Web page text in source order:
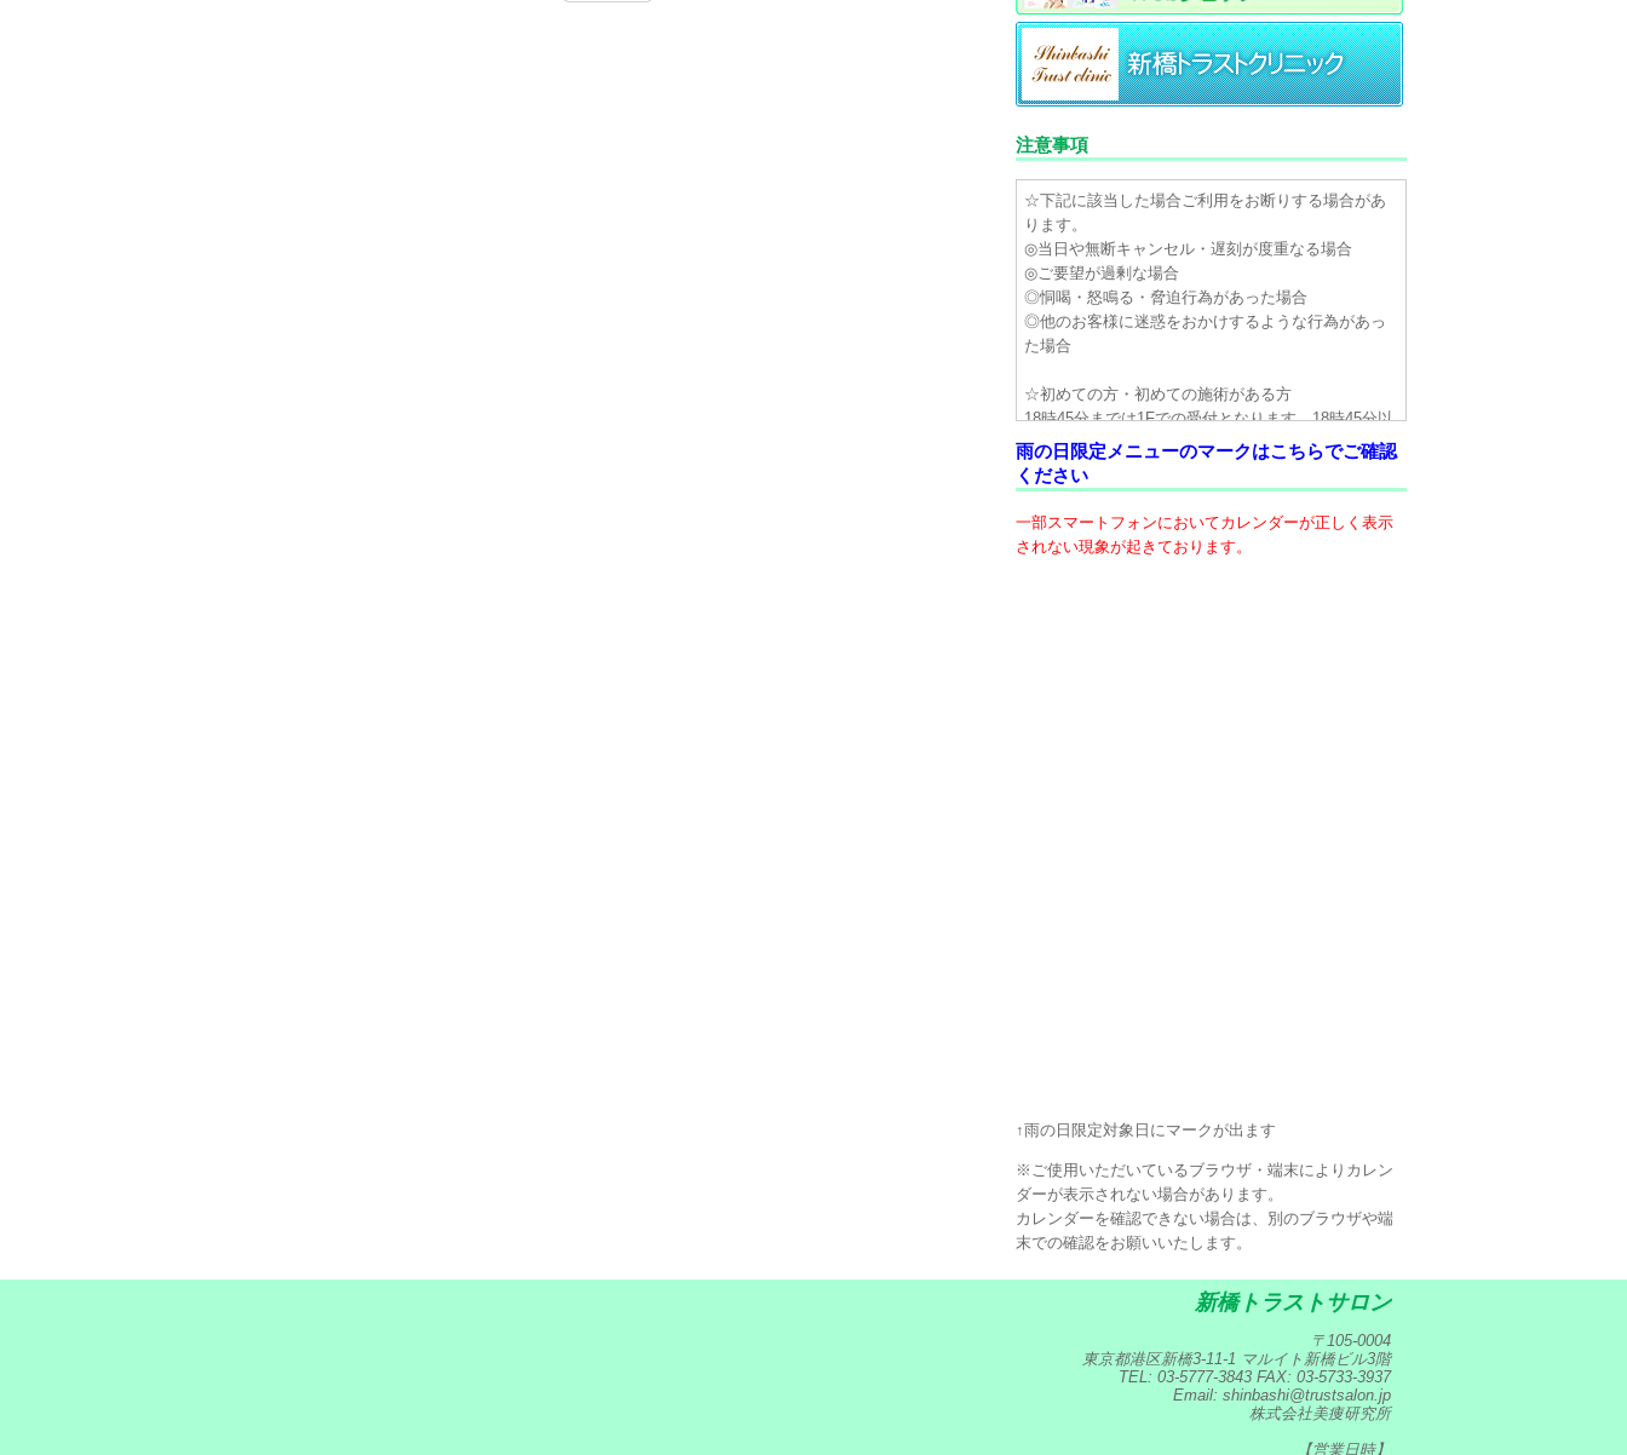
注意事項
☆下記に該当した場合ご利用をお断りする場合があ
ります。
◎当日や無断キャンセル・遅刻が度重なる場合
◎ご要望が過剰な場合
◎恫喝・怒鳴る・脅迫行為があった場合
◎他のお客様に迷惑をおかけするような行為があっ
た場合
☆初めての方・初めての施術がある方
18時45分までは1Fでの受付となります。18時45分以
降は直接エレベータにて3Fへお越し下さい。
☆診察の有無にかかわらず、月初めに資格確認書を
確認させて頂いておりますのでご了承下さいますよ
うお願い致します。
雨の日限定メニューのマークはこちらでご確認
ください
一部スマートフォンにおいてカレンダーが正しく表示
されない現象が起きております。
↑雨の日限定対象日にマークが出ます
※ご使用いただいているブラウザ・端末によりカレン
ダーが表示されない場合があります。
カレンダーを確認できない場合は、別のブラウザや端
末での確認をお願いいたします。
新橋トラストサロン
〒105-0004
東京都港区新橋3-11-1 マルイト新橋ビル3階
TEL: 03-5777-3843 FAX: 03-5733-3937
Email: shinbashi@trustsalon.jp
株式会社美痩研究所
【営業日時】